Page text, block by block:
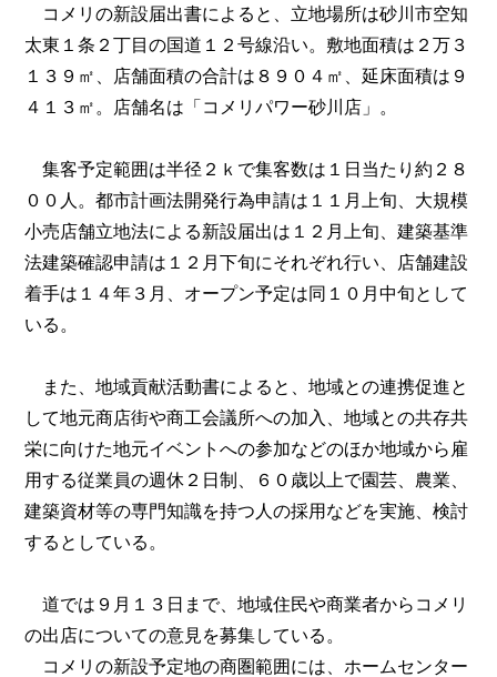
コメリの新設届出書によると、立地場所は砂川市空知
太東１条２丁目の国道１２号線沿い。敷地面積は２万３
１３９㎡、店舗面積の合計は８９０４㎡、延床面積は９
４１３㎡。店舗名は「コメリパワー砂川店」。
集客予定範囲は半径２ｋで集客数は１日当たり約２８
００人。都市計画法開発行為申請は１１月上旬、大規模
小売店舗立地法による新設届出は１２月上旬、建築基準
法建築確認申請は１２月下旬にそれぞれ行い、店舗建設
着手は１４年３月、オープン予定は同１０月中旬として
いる。
また、地域貢献活動書によると、地域との連携促進と
して地元商店街や商工会議所への加入、地域との共存共
栄に向けた地元イベントへの参加などのほか地域から雇
用する従業員の週休２日制、６０歳以上で園芸、農業、
建築資材等の専門知識を持つ人の採用などを実施、検討
するとしている。
道では９月１３日まで、地域住民や商業者からコメリ
の出店についての意見を募集している。
コメリの新設予定地の商圏範囲には、ホームセンター